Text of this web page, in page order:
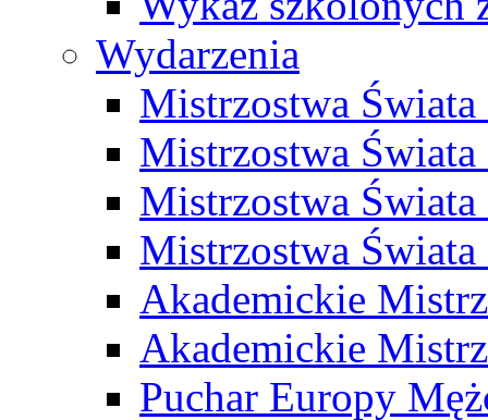
Wydarzenia
Mistrzostwa
Mistrzostwa
Mistrzostwa
Mistrzostwa
Akademickie
Akademickie
Puchar Europy